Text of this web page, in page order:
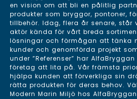
en vision om att bli en pålitlig
produkter som bryggor, pontoner,
tillbehör. Idag, flera år senare, står
aktör kända för vårt breda
lösningar och förmågan att tänka
kunder och genomförda projekt
under ”Referenser” har
företag att lita på. Vår främsta
hjälpa kunden att förverkliga sin
rätta produkten för deras behov.
Modern Marin Miljö hos